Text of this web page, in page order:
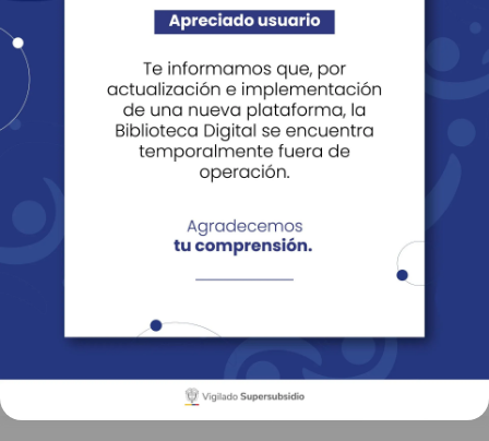
Entendido
Revista Fácil Vivir
Sedes Directorio Servicios En Línea